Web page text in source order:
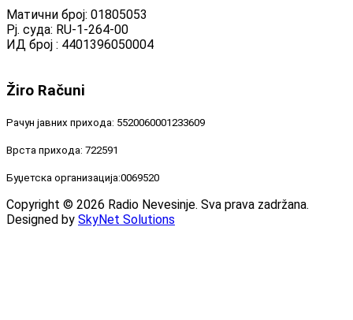
Матични број: 01805053
Рј. суда: RU-1-264-00
ИД број : 4401396050004
Žiro Računi
Рачун јавних прихода: 5520060001233609
Врста прихода: 722591
Буџетска организација:0069520
Copyright © 2026 Radio Nevesinje. Sva prava zadržana.
Designed by SkyNet Solutions